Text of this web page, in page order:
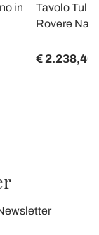
in
Tavolo
Rovere
€ 2.238,40